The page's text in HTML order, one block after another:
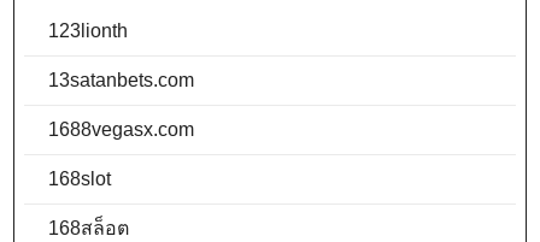
123lionth
13satanbets.com
1688vegasx.com
168slot
168สล็อต